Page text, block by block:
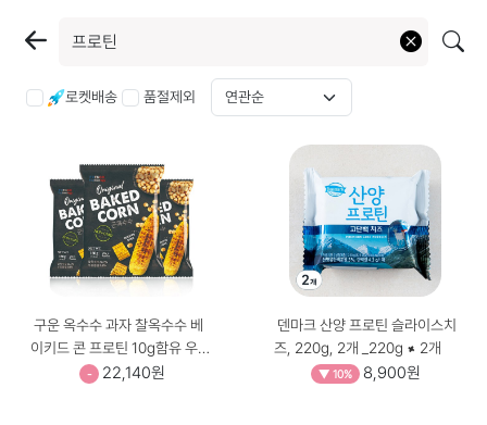
로켓배송 품절제외
구운 옥수수 과자 찰옥수수 베
이키드 콘 프로틴 10g함유 우유
시즈닝 껍질제거 낱개포장 9개
- 22,140원
덴마크 산양 프로틴 슬라이스치
즈, 220g, 2개 _220g × 2개
▼ 10% 8,900원